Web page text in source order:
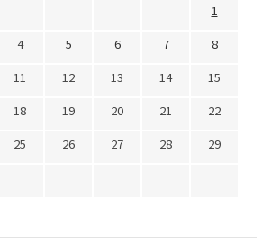
1
4 5 6 7
8
11 12 13 14
15
18 19 20 21
22
25 26 27 28
29